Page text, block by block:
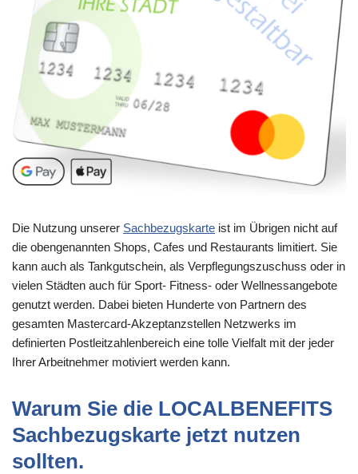
Die Nutzung unserer Sachbezugskarte ist im Übrigen nicht auf
die obengenannten Shops, Cafes und Restaurants limitiert. Sie
kann auch als Tankgutschein, als Verpflegungszuschuss oder in
vielen Städten auch für Sport- Fitness- oder Wellnessangebote
genutzt werden. Dabei bieten Hunderte von Partnern des
gesamten Mastercard-Akzeptanzstellen Netzwerks im
definierten Postleitzahlenbereich eine tolle Vielfalt mit der jeder
Ihrer Arbeitnehmer motiviert werden kann.
Warum Sie die LOCALBENEFITS
Sachbezugskarte jetzt nutzen
sollten.